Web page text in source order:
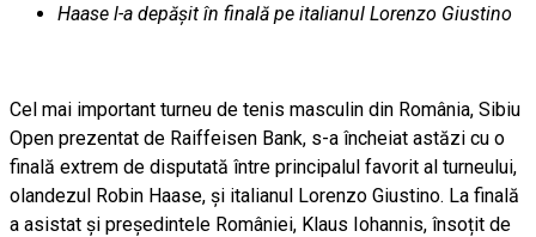
Haase l-a depășit în finală pe italianul Lorenzo Giustino
Cel mai important turneu de tenis masculin din România, Sibiu
Open prezentat de Raiffeisen Bank, s-a încheiat astăzi cu o
finală extrem de disputată între principalul favorit al turneului,
olandezul Robin Haase, și italianul Lorenzo Giustino. La finală
a asistat și președintele României, Klaus Iohannis, însoțit de